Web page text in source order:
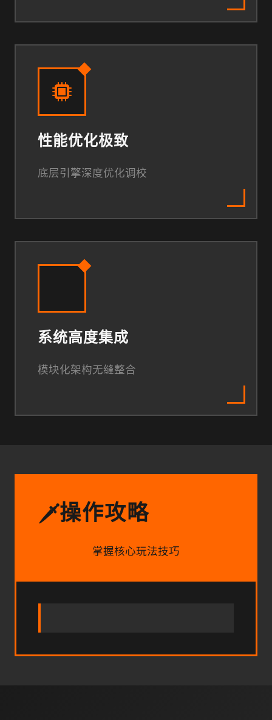
性能优化极致
底层引擎深度优化调校
系统高度集成
模块化架构无缝整合
🗡️操作攻略
掌握核心玩法技巧